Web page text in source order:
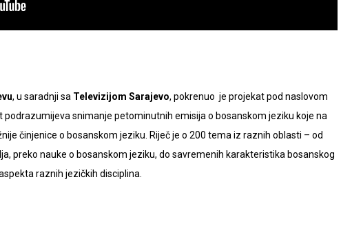
, u saradnji sa Televizijom Sarajevo, pokrenuo je projekat pod naslovom
podrazumijeva snimanje petominutnih emisija o bosanskom jeziku koje na
činjenice o bosanskom jeziku. Riječ je o 200 tema iz raznih oblasti – od
preko nauke o bosanskom jeziku, do savremenih karakteristika bosanskog
raznih jezičkih disciplina.